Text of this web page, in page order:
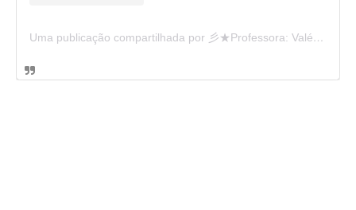
Uma publicação compartilhada por 彡★Professora: Valéria·.¸¸.· (@ensinandocomcarinho)